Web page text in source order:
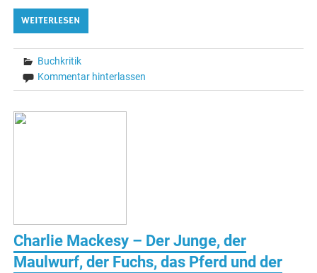
WEITERLESEN
Buchkritik
Kommentar hinterlassen
Charlie Mackesy – Der Junge, der
Maulwurf, der Fuchs, das Pferd und der